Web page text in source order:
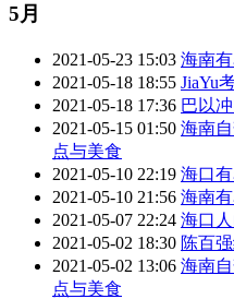
5月
2021-05-23 15:03 海南
2021-05-18 18:55 JiaYu
2021-05-18 17:36 巴以
2021-05-15 01:50 海南
点与美食
2021-05-10 22:19 海口
2021-05-10 21:56 海南
2021-05-07 22:24 海口
2021-05-02 18:30 陈百
2021-05-02 13:06 海南
点与美食